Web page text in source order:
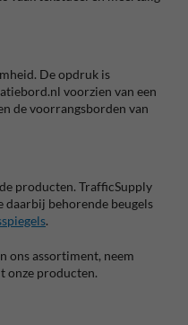
De opdruk is
voorzien van een
de voorrangsborden van
producten. TrafficSupply
daarbij behorende beugels
.
ons assortiment, neem
onze producten.